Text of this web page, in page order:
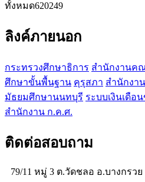
ทั้งหมด620249
ลิงค์ภายนอก
กระทรวงศึกษาธิการ สำนักงานค
ศึกษาขั้นพื้นฐาน คุรุสภา สำนักงา
มัธยมศึกษานนทบุรี ระบบเงินเดือ
สำนักงาน ก.ค.ศ.
ติดต่อสอบถาม
79/11 หมู่ 3 ต.วัดชลอ อ.บางกรว